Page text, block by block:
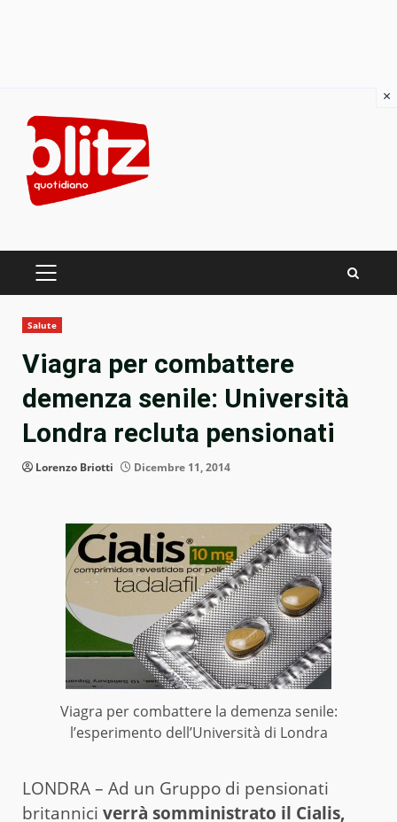
content
PRIMARY
Salute
Viagra per combattere
demenza senile: Università
Londra recluta pensionati
Lorenzo Briotti Dicembre 11, 2014
Viagra per combattere la demenza senile:
l’esperimento dell’Università di Londra
LONDRA – Ad un Gruppo di pensionati
britannici verrà somministrato il Cialis,
×